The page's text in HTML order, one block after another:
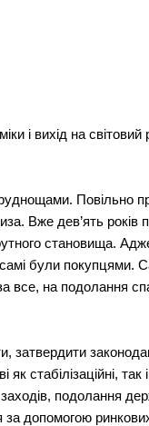
і вихід на
Повільно
Вже дев’ять років
становища.
були покупцями.
все, на подолання
затвердити
стабілізаційні,
подолання
допомогою